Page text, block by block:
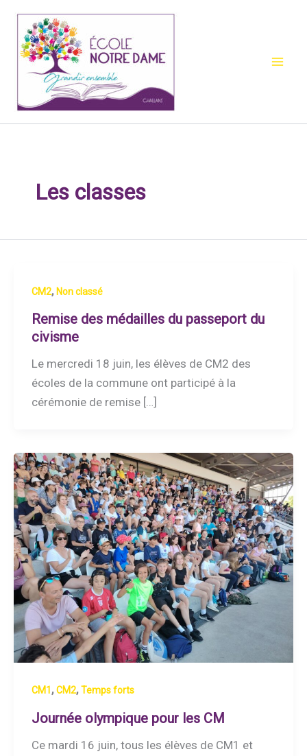
contenu
Les classes
CM2,Non classé
Remise des médailles du passeport du
civisme
Le mercredi 18 juin, les élèves de CM2 des
écoles de la commune ont participé à la
cérémonie de remise […]
CM1 ,CM2,Temps forts
Journée olympique pour les CM
Ce mardi 16 juin, tous les élèves de CM1 et